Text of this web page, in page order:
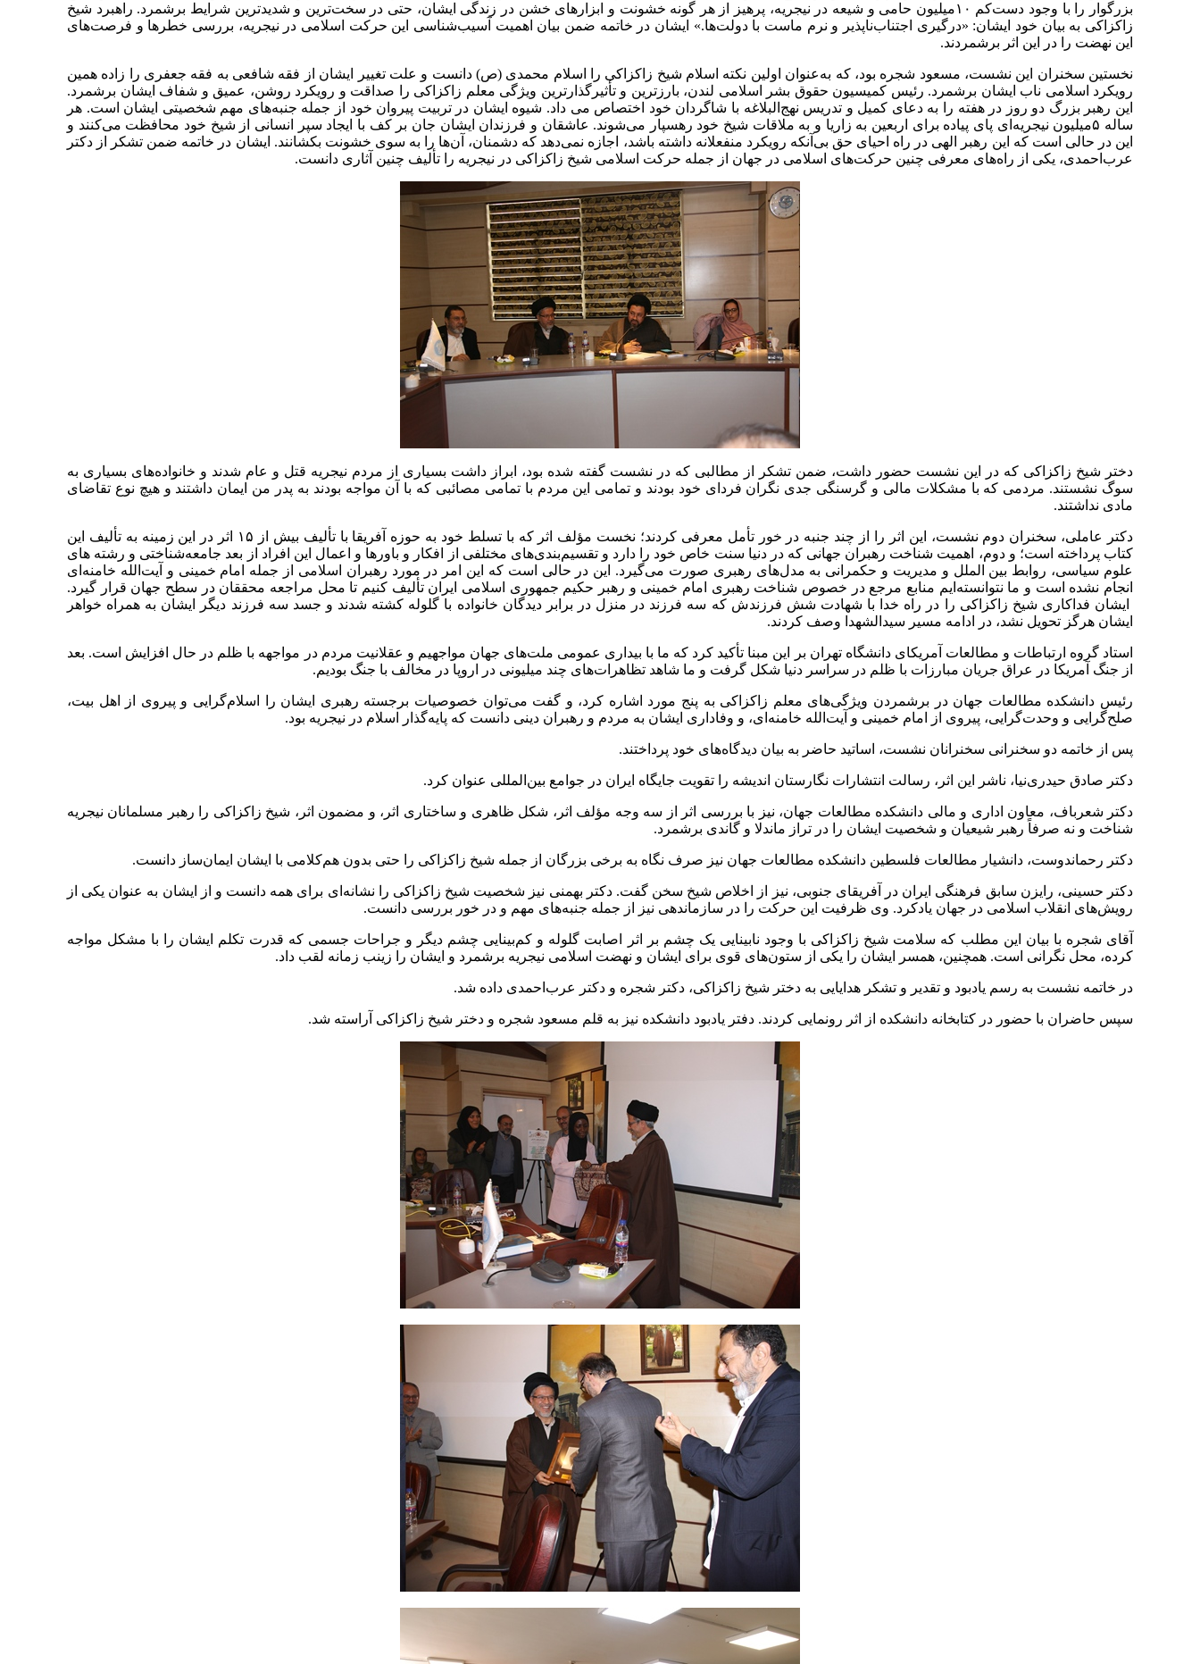
بزرگوار را با وجود دست‌کم ۱۰میلیون حامی و شیعه در نیجریه، پرهیز از هر گونه خشونت و ابزارهای خشن در زندگی ایشان، حتی در سخت‌ترین و شدیدترین شرایط برشمرد. راهبرد شیخ
زاکزاکی به بیان خود ایشان: «درگیری اجتناب‌ناپذیر و نرم ماست با دولت‌ها.» ایشان در خاتمه ضمن بیان اهمیت آسیب‌شناسی این حرکت اسلامی در نیجریه، بررسی خطرها و فرصت‌های
این نهضت را در این اثر برشمردند.
نخستین سخنران این نشست، مسعود شجره بود، که به‌عنوان اولین نکته اسلام شیخ زاکزاکی را اسلام محمدی (ص) دانست و علت تغییر ایشان از فقه شافعی به فقه جعفری را زاده همین
رویکرد اسلامی ناب ایشان برشمرد. رئیس کمیسیون حقوق بشر اسلامی لندن، بارزترین و تأثیرگذارترین ویژگی معلم زاکزاکی را صداقت و رویکرد روشن، عمیق و شفاف ایشان برشمرد.
این رهبر بزرگ دو روز در هفته را به دعای کمیل و تدریس نهج‌البلاغه با شاگردان خود اختصاص می داد. شیوه ایشان در تربیت پیروان خود از جمله جنبه‌های مهم شخصیتی ایشان است. هر
ساله ۵میلیون نیجریه‌ای پای پیاده برای اربعین به زاریا و به ملاقات شیخ خود رهسپار می‌شوند. عاشقان و فرزندان ایشان جان بر کف با ایجاد سپر انسانی از شیخ خود محافظت می‌کنند و
این در حالی است که این رهبر الهی در راه احیای حق بی‌آنکه رویکرد منفعلانه داشته باشد، اجازه نمی‌دهد که دشمنان، آن‌ها را به سوی خشونت بکشانند. ایشان در خاتمه ضمن تشکر از دکتر
عرب‌احمدی، یکی از راه‌های معرفی چنین حرکت‌های اسلامی در جهان از جمله حرکت اسلامی شیخ زاکزاکی در نیجریه را تألیف چنین آثاری دانست.
دختر شیخ زاکزاکی که در این نشست حضور داشت، ضمن تشکر از مطالبی که در نشست گفته شده بود، ابراز داشت بسیاری از مردم نیجریه قتل و عام شدند و خانواده‌های بسیاری به
سوگ نشستند. مردمی که با مشکلات مالی و گرسنگی جدی نگران فردای خود بودند و تمامی این مردم با تمامی مصائبی که با آن مواجه بودند به پدر من ایمان داشتند و هیچ نوع تقاضای
مادی نداشتند.
دکتر عاملی، سخنران دوم نشست، این اثر را از چند جنبه در خور تأمل معرفی کردند؛ نخست مؤلف اثر که با تسلط خود به حوزه آفریقا با تألیف بیش از ۱۵ اثر در این زمینه به تألیف این
کتاب پرداخته است؛ و دوم، اهمیت شناخت رهبران جهانی که در دنیا سنت خاص خود را دارد و تقسیم‌بندی‌های مختلفی از افکار و باورها و اعمال این افراد از بعد جامعه‌شناختی و رشته های
علوم سیاسی، روابط بین الملل و مدیریت و حکمرانی به مدل‌های رهبری صورت می‌گیرد. این در حالی است که این امر در مورد رهبران اسلامی از جمله امام خمینی و آیت‌الله خامنه‌‌ای
انجام نشده است و ما نتوانسته‌ایم منابع مرجع در خصوص شناخت رهبری امام خمینی و رهبر حکیم جمهوری اسلامی ایران تألیف کنیم تا محل مراجعه محققان در سطح جهان قرار گیرد.
ایشان فداکاری شیخ زاکزاکی را در راه خدا با شهادت شش فرزندش که سه فرزند در منزل در برابر دیدگان خانواده با گلوله کشته شدند و جسد سه فرزند دیگر ایشان به همراه خواهر
ایشان هرگز تحویل نشد، در ادامه مسیر سیدالشهدا وصف کردند.
استاد گروه ارتباطات و مطالعات آمریکای دانشگاه تهران بر این مبنا تأکید کرد که ما با بیداری عمومی ملت‌های جهان مواجهیم و عقلانیت مردم در مواجهه با ظلم در حال افزایش است. بعد
از جنگ آمریکا در عراق جریان مبارزات با ظلم در سراسر دنیا شکل گرفت و ما شاهد تظاهرات‌های چند میلیونی در اروپا در مخالف با جنگ بودیم.
رئیس دانشکده مطالعات جهان در برشمردن ویژگی‌های معلم زاکزاکی به پنج مورد اشاره کرد، و گفت می‌توان خصوصیات برجسته رهبری ایشان را اسلام‌گرایی و پیروی از اهل بیت،
صلح‌گرایی و وحدت‌گرایی، پیروی از امام خمینی و آیت‌الله خامنه‌ای، و وفاداری ایشان به مردم و رهبران دینی دانست که پایه‌گذار اسلام در نیجریه بود.
پس از خاتمه دو سخنرانی سخنرانان نشست، اساتید حاضر به بیان دیدگاه‌های خود پرداختند.
دکتر صادق حیدری‌نیا، ناشر این اثر، رسالت انتشارات نگارستان اندیشه را تقویت جایگاه ایران در جوامع بین‌المللی عنوان کرد.
دکتر شعرباف، معاون اداری و مالی دانشکده مطالعات جهان، نیز با بررسی اثر از سه وجه مؤلف اثر، شکل ظاهری و ساختاری اثر، و مضمون اثر، شیخ زاکزاکی را رهبر مسلمانان نیجریه
شناخت و نه صرفاً رهبر شیعیان و شخصیت ایشان را در تراز ماندلا و گاندی برشمرد.
دکتر رحماندوست، دانشیار مطالعات فلسطین دانشکده مطالعات جهان نیز صرف نگاه به برخی بزرگان از جمله شیخ زاکزاکی را حتی بدون هم‌کلامی با ایشان ایمان‌ساز دانست.
دکتر حسینی، رایزن سابق فرهنگی ایران در آفریقای جنوبی، نیز از اخلاص شیخ سخن گفت. دکتر بهمنی نیز شخصیت شیخ زاکزاکی را نشانه‌ای برای همه دانست و از ایشان به عنوان یکی از
رویش‌های انقلاب اسلامی در جهان یادکرد. وی ظرفیت این حرکت را در سازماندهی نیز از جمله جنبه‌های مهم و در خور بررسی دانست.
آقای شجره با بیان این مطلب که سلامت شیخ زاکزاکی با وجود نابینایی یک چشم بر اثر اصابت گلوله و کم‌بینایی چشم دیگر و جراحات جسمی که قدرت تکلم ایشان را با مشکل مواجه
کرده، محل نگرانی است. همچنین، همسر ایشان را یکی از ستون‌های قوی برای ایشان و نهضت اسلامی نیجریه برشمرد و ایشان را زینب زمانه لقب داد.
در خاتمه نشست به رسم یادبود و تقدیر و تشکر هدایایی به دختر شیخ زاکزاکی، دکتر شجره و دکتر عرب‌احمدی داده شد.
سپس حاضران با حضور در کتابخانه دانشکده از اثر رونمایی کردند. دفتر یادبود دانشکده نیز به قلم مسعود شجره و دختر شیخ زاکزاکی آراسته شد.